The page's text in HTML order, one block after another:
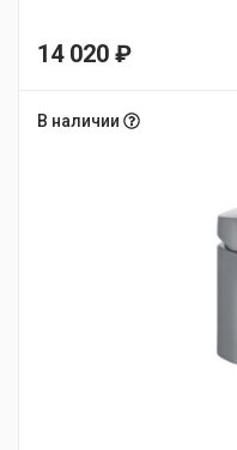
14 020 ₽
В наличии